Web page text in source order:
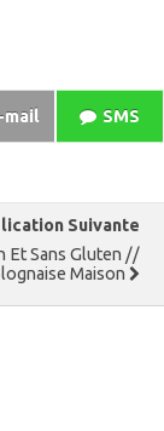
mail SMS
Suivante
Et Sans Gluten //
Maison